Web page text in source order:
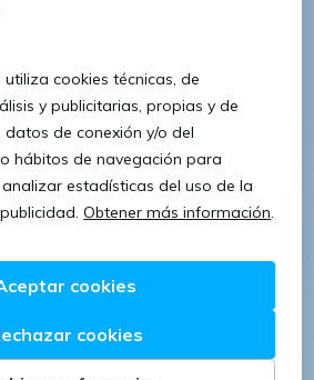
1 letra minúscula
1 número